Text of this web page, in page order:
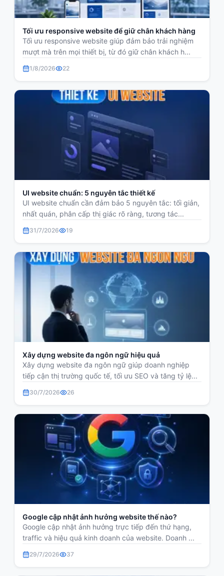
Tối ưu responsive website để giữ chân khách hàng
Tối ưu responsive website giúp đảm bảo trải nghiệm
mượt mà trên mọi thiết bị, từ đó giữ chân khách h...
1/8/2026 22
UI website chuẩn: 5 nguyên tắc thiết kế
UI website chuẩn cần đảm bảo 5 nguyên tắc: tối giản,
nhất quán, phân cấp thị giác rõ ràng, tương tác...
31/7/2026 19
Xây dựng website đa ngôn ngữ hiệu quả
Xây dựng website đa ngôn ngữ giúp doanh nghiệp
tiếp cận thị trường quốc tế, tối ưu SEO và tăng tỷ lệ...
30/7/2026 26
Google cập nhật ảnh hưởng website thế nào?
Google cập nhật ảnh hưởng trực tiếp đến thứ hạng,
traffic và hiệu quả kinh doanh của website. Doanh ...
29/7/2026 37